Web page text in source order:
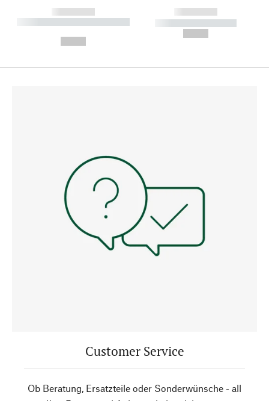
------------
----------- ----------- --------
------------
----------- -----------
Customer Service
Ob Beratung, Ersatzteile oder Sonderwünsche - all